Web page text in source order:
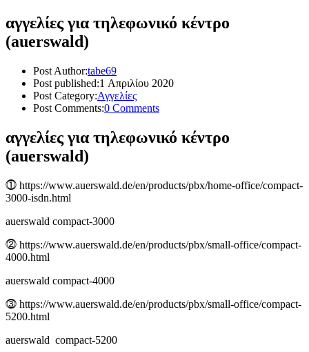
αγγελίες για τηλεφωνικό κέντρο
(auerswald)
Post Author:tabe69
Post published:1 Απριλίου 2020
Post Category:Αγγελίες
Post Comments:0 Comments
αγγελίες για τηλεφωνικό κέντρο
(auerswald)
⓵ https://www.auerswald.de/en/products/pbx/home-office/compact-
3000-isdn.html
auerswald compact-3000
⓶ https://www.auerswald.de/en/products/pbx/small-office/compact-
4000.html
auerswald compact-4000
⓷ https://www.auerswald.de/en/products/pbx/small-office/compact-
5200.html
auerswald compact-5200